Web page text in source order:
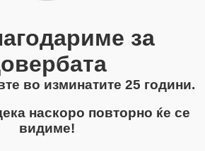
за
во изминатите 25 години.
наскоро повторно ќе се
видиме!